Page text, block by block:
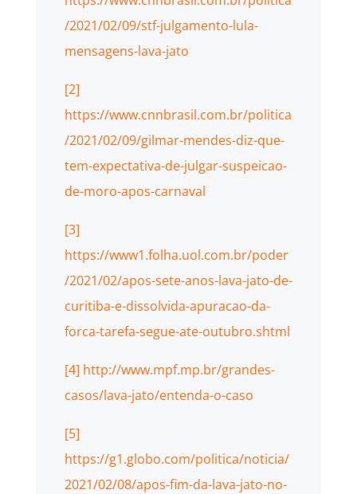
/2021/02/09/stf-julgamento-lula-
mensagens-lava-jato
[2]
https://www.cnnbrasil.com.br/politica
/2021/02/09/gilmar-mendes-diz-que-
tem-expectativa-de-julgar-suspeicao-
de-moro-apos-carnaval
[3]
https://www1.folha.uol.com.br/poder
/2021/02/apos-sete-anos-lava-jato-de-
curitiba-e-dissolvida-apuracao-da-
forca-tarefa-segue-ate-outubro.shtml
[4] http://www.mpf.mp.br/grandes-
casos/lava-jato/entenda-o-caso
[5]
https://g1.globo.com/politica/noticia/
2021/02/08/apos-fim-da-lava-jato-no-